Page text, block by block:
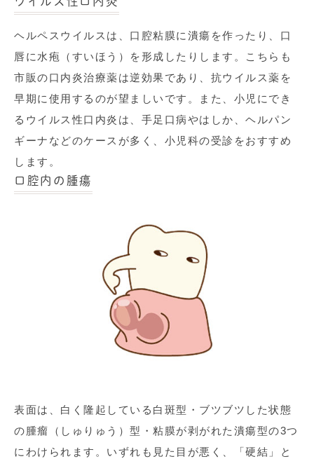
ヘルペスウイルスは、口腔粘膜に潰瘍を作ったり、口
唇に水疱（すいほう）を形成したりします。こちらも
市販の口内炎治療薬は逆効果であり、抗ウイルス薬を
早期に使用するのが望ましいです。また、小児にでき
るウイルス性口内炎は、手足口病やはしか、ヘルパン
ギーナなどのケースが多く、小児科の受診をおすすめ
します。
口腔内の腫瘍
表面は、白く隆起している白斑型・ブツブツした状態
の腫瘤（しゅりゅう）型・粘膜が剥がれた潰瘍型の3つ
にわけられます。いずれも見た目が悪く、「硬結」と